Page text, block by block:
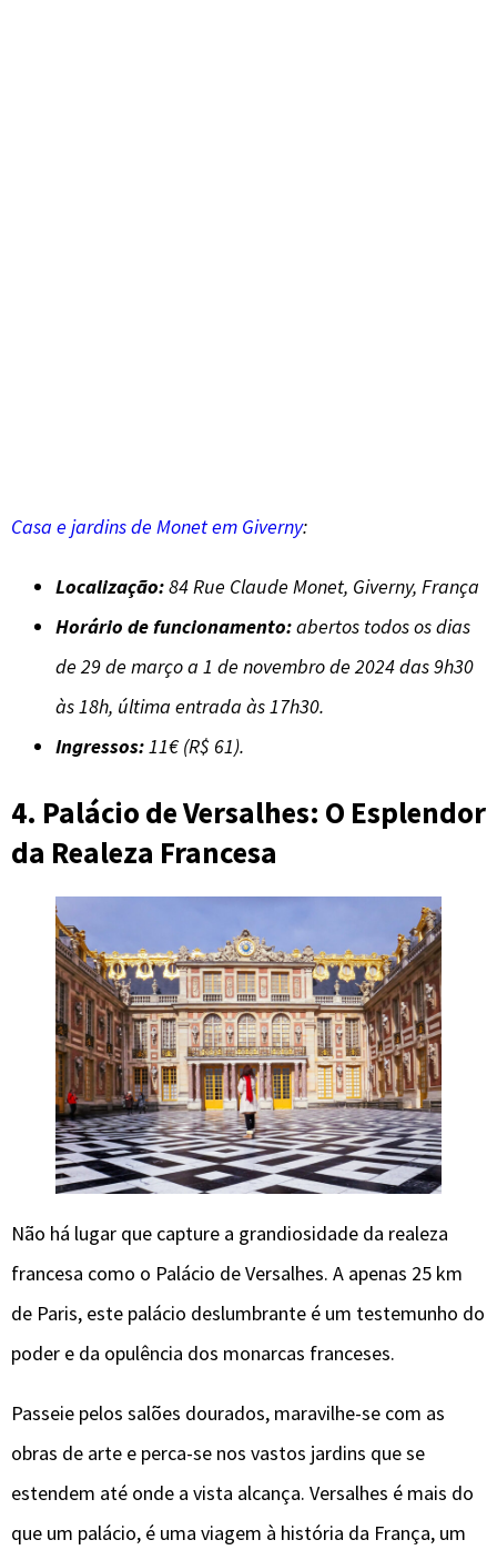
Casa e jardins de Monet em Giverny:
Localização:84 Rue Claude Monet, Giverny, França
Horário de funcionamento:abertos todos os dias
de 29 de março a 1 de novembro de 2024 das 9h30
às 18h, última entrada às 17h30.
Ingressos:11€ (R$ 61).
4. Palácio de Versalhes: O Esplendor
da Realeza Francesa
Não há lugar que capture a grandiosidade da realeza
francesa como o Palácio de Versalhes. A apenas 25 km
de Paris, este palácio deslumbrante é um testemunho do
poder e da opulência dos monarcas franceses.
Passeie pelos salões dourados, maravilhe-se com as
obras de arte e perca-se nos vastos jardins que se
estendem até onde a vista alcança. Versalhes é mais do
que um palácio, é uma viagem à história da França, um